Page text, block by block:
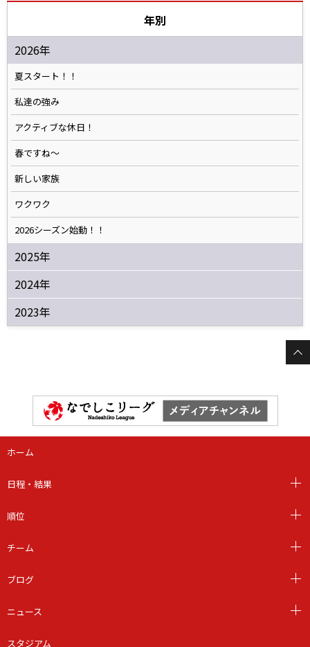
年別
2026年
夏スタート！！
私達の強み
アクティブな休日！
春ですね〜
新しい家族
ワクワク
2026シーズン始動！！
2025年
2024年
2023年
ホーム
日程・結果
順位
チーム
ブログ
ニュース
スタジアム